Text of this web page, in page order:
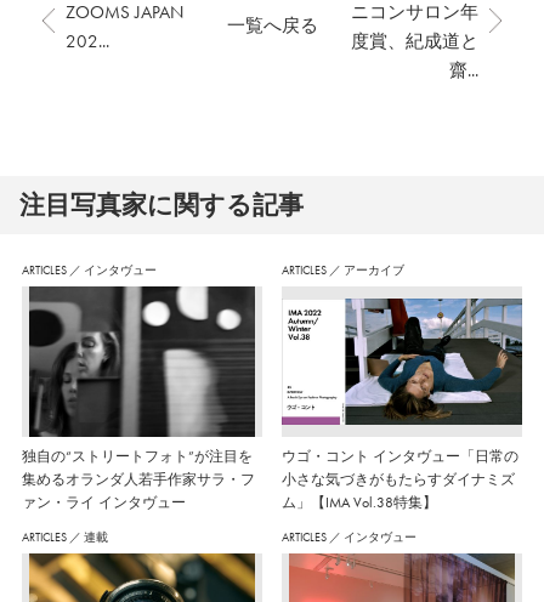
ZOOMS JAPAN
202...
ニコンサロン年
度賞、紀成道と
齋...
一覧へ戻る
注⽬写真家に関する記事
ARTICLES ／ インタヴュー
独自の“ストリートフォト”が注目を
集めるオランダ人若手作家サラ・フ
ァン・ライ インタヴュー
ARTICLES ／ アーカイブ
ウゴ・コント インタヴュー「日常の
小さな気づきがもたらすダイナミズ
ム」【IMA Vol.38特集】
ARTICLES ／ 連載 ARTICLES ／ インタヴュー